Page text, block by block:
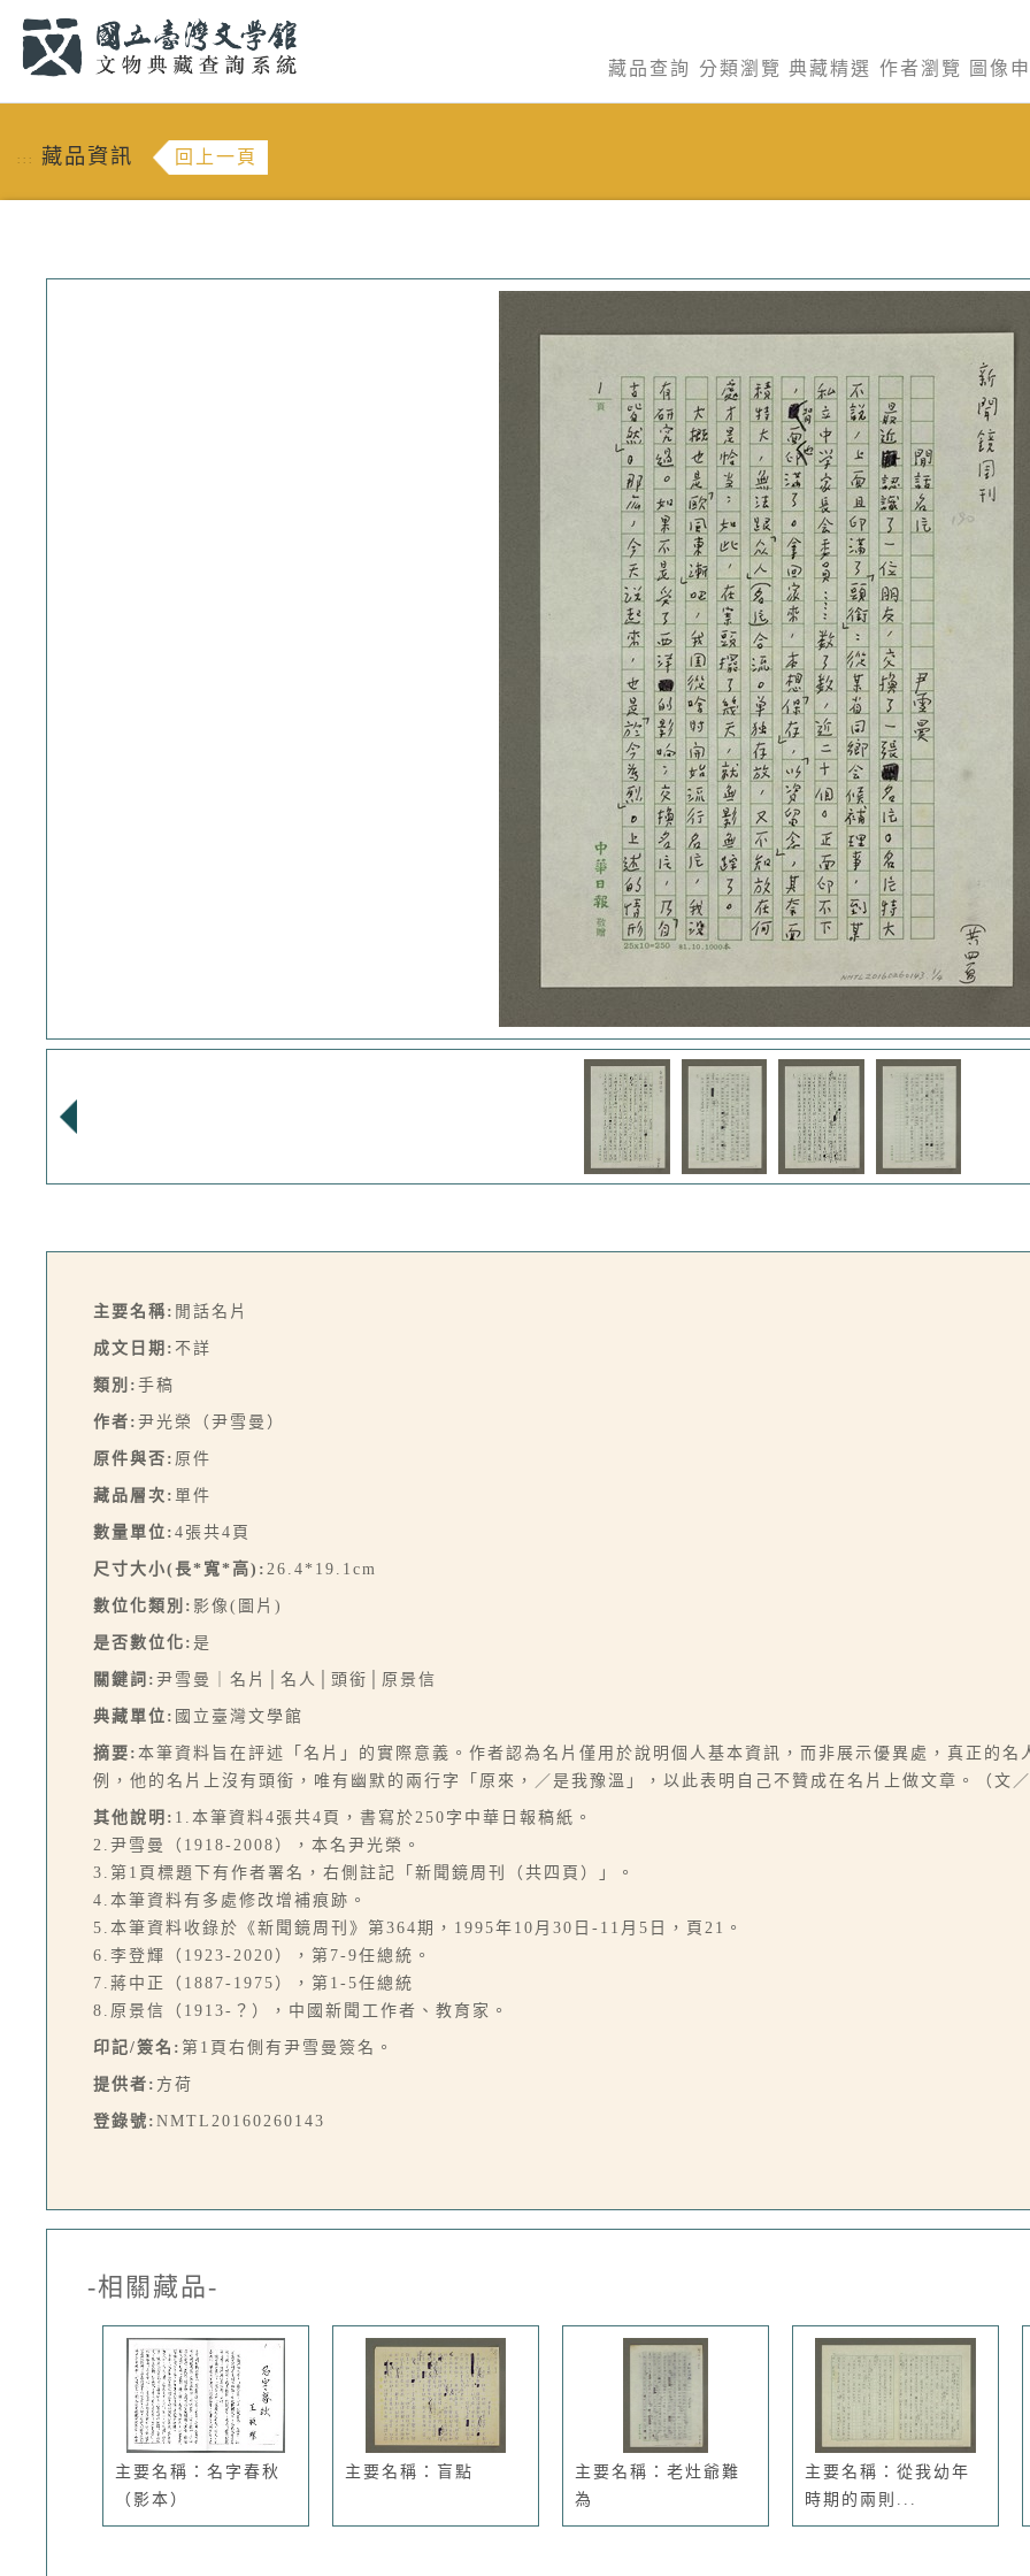
藏品查詢 分類瀏覽 典藏精選 作者瀏覽 圖像
::: 藏品資訊 回上一頁
主要名稱: 閒話名片
成文日期: 不詳
類別: 手稿
作者: 尹光榮（尹雪曼）
原件與否: 原件
藏品層次: 單件
數量單位: 4張共4頁
尺寸大小(長*寬*高): 26.4*19.1cm
數位化類別: 影像(圖片)
是否數位化: 是
關鍵詞: 尹雪曼｜名片│名人│頭銜│原景信
典藏單位: 國立臺灣文學館
摘要: 本筆資料旨在評述「名片」的實際意義。作者認為名片僅用於說明個人基本資訊，而非展示優異處，真正的
例，他的名片上沒有頭銜，唯有幽默的兩行字「原來，／是我豫溫」，以此表明自己不贊成在名片上做文章。（文
其他說明: 1.本筆資料4張共4頁，書寫於250字中華日報稿紙。
2.尹雪曼（1918-2008），本名尹光榮。
3.第1頁標題下有作者署名，右側註記「新聞鏡周刊（共四頁）」。
4.本筆資料有多處修改增補痕跡。
5.本筆資料收錄於《新聞鏡周刊》第364期，1995年10月30日-11月5日，頁21。
6.李登輝（1923-2020），第7-9任總統。
7.蔣中正（1887-1975），第1-5任總統
8.原景信（1913-？），中國新聞工作者、教育家。
印記/簽名: 第1頁右側有尹雪曼簽名。
提供者: 方荷
登錄號: NMTL20160260143
-相關藏品-
主要名稱：名字春秋
（影本）
主要名稱：盲點
主要名稱：老灶爺難
為
主要名稱：從我幼年
時期的兩則...